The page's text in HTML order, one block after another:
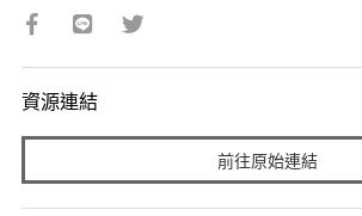
資源連結
前往原始連結